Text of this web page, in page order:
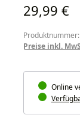
Regulärer
29,99 €
Preise inkl.
Online